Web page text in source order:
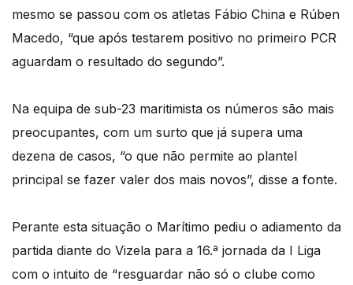
mesmo se passou com os atletas Fábio China e Rúben
Macedo, “que após testarem positivo no primeiro PCR
aguardam o resultado do segundo”.
Na equipa de sub-23 maritimista os números são mais
preocupantes, com um surto que já supera uma
dezena de casos, “o que não permite ao plantel
principal se fazer valer dos mais novos”, disse a fonte.
Perante esta situação o Marítimo pediu o adiamento da
partida diante do Vizela para a 16.ª jornada da I Liga
com o intuito de “resguardar não só o clube como